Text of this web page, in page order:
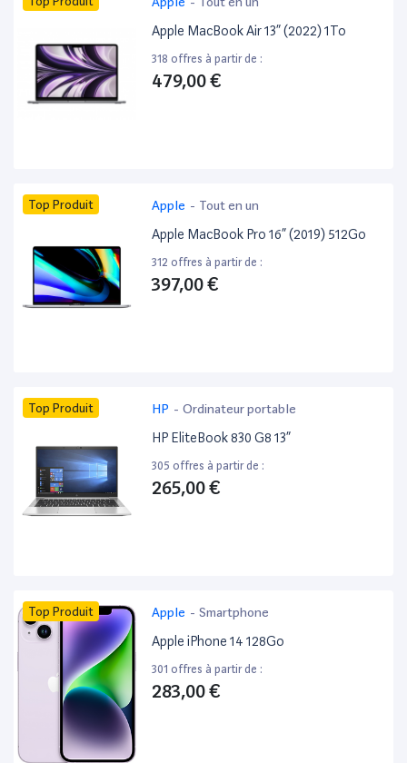
Apple MacBook Air 13” (2022) 1To
318 offres à partir de :
479,00 €
Top Produit Apple - Tout en un
Apple MacBook Pro 16” (2019) 512Go
312 offres à partir de :
397,00 €
Top Produit HP - Ordinateur portable
HP EliteBook 830 G8 13”
305 offres à partir de :
265,00 €
Top Produit Apple - Smartphone
Apple iPhone 14 128Go
301 offres à partir de :
283,00 €